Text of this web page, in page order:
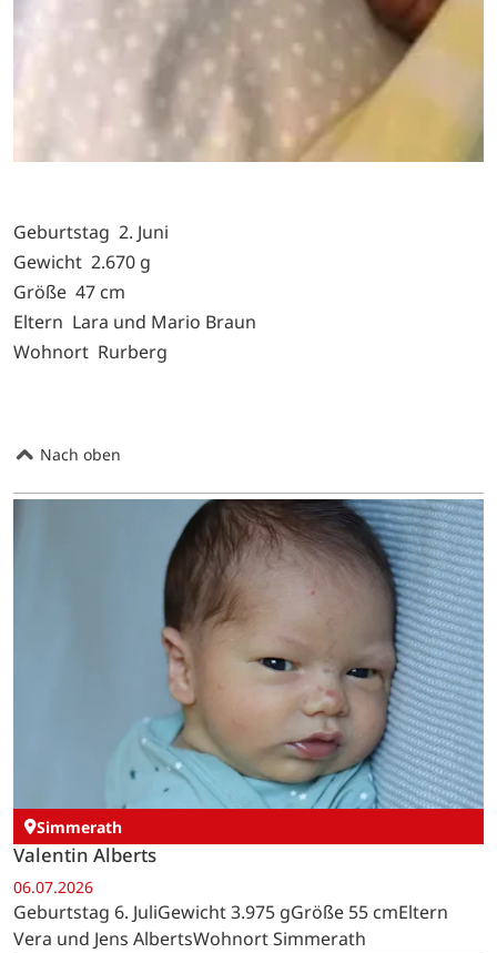
Geburtstag 2. Juni
Gewicht 2.670 g
Größe 47 cm
Eltern Lara und Mario Braun
Wohnort Rurberg
Nach oben
Simmerath
Valentin Alberts
06.07.2026
Geburtstag 6. JuliGewicht 3.975 gGröße 55 cmEltern
Vera und Jens AlbertsWohnort Simmerath